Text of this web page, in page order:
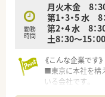
勤務
時間
月火木金 8：
第1・3・5 水 8
第2・4 水 8：
土8：30～15：
《こんな企業です》
■東京に本社を構
いる会社です。